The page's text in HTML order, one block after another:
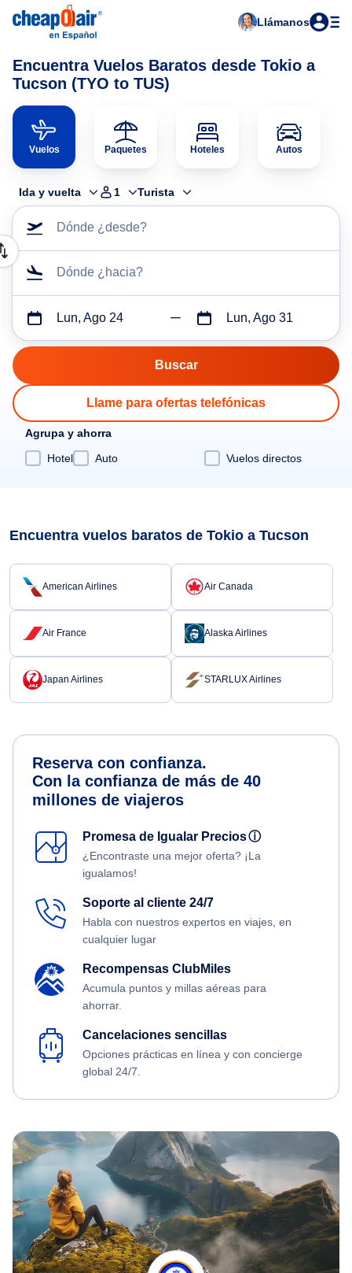
Llámanos
Encuentra Vuelos Baratos desde Tokio a
Tucson (TYO to TUS)
Vuelos Paquetes Hoteles Autos
Ida y vuelta 1 Turista
Dónde ¿desde?
Dónde ¿hacia?
Lun, Ago 24 Lun, Ago 31
Llame para ofertas telefónicas
Agrupa y ahorra
Hotel
Auto Vuelos directos
Encuentra vuelos baratos de Tokio a Tucson
American Airlines Air Canada
Air France Alaska Airlines
Japan Airlines STARLUX Airlines
Reserva con confianza.
Con la confianza de más de 40
millones de viajeros
Promesa de Igualar Preciosⓘ
¿Encontraste una mejor oferta? ¡La
igualamos!
Soporte al cliente 24/7
Habla con nuestros expertos en viajes, en
cualquier lugar
Recompensas ClubMiles
Acumula puntos y millas aéreas para
ahorrar.
Cancelaciones sencillas
Opciones prácticas en línea y con concierge
global 24/7.